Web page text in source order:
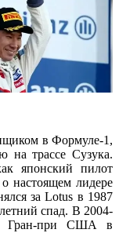
в Формуле-1,
на трассе Сузука.
японский пилот
настоящем лидере
за Lotus в 1987
спад. В 2004-
Гран-при США в